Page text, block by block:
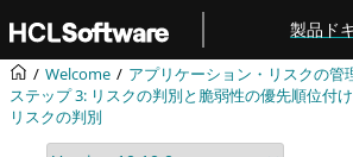
メインコンテンツにジャンプ
製品ド
Welcome
アプリケーション・リスクの管
ステップ 3: リスクの判別と脆弱性の優先順位付け
リスクの判別